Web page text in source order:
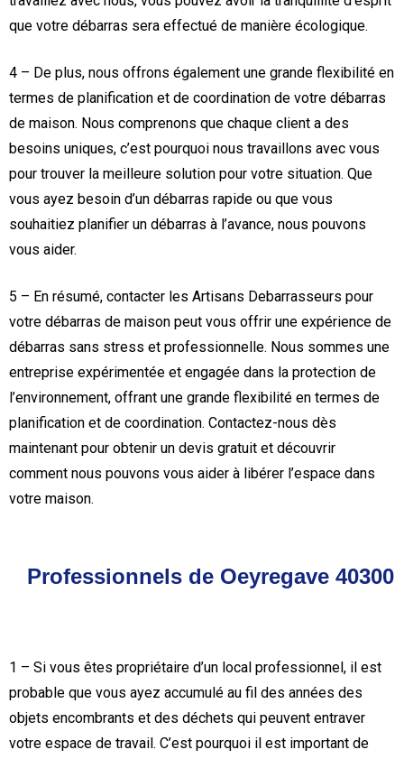
que votre débarras sera effectué de manière écologique.
4 – De plus, nous offrons également une grande flexibilité en
termes de planification et de coordination de votre débarras
de maison. Nous comprenons que chaque client a des
besoins uniques, c’est pourquoi nous travaillons avec vous
pour trouver la meilleure solution pour votre situation. Que
vous ayez besoin d’un débarras rapide ou que vous
souhaitiez planifier un débarras à l’avance, nous pouvons
vous aider.
5 – En résumé, contacter les Artisans Debarrasseurs pour
votre débarras de maison peut vous offrir une expérience de
débarras sans stress et professionnelle. Nous sommes une
entreprise expérimentée et engagée dans la protection de
l’environnement, offrant une grande flexibilité en termes de
planification et de coordination. Contactez-nous dès
maintenant pour obtenir un devis gratuit et découvrir
comment nous pouvons vous aider à libérer l’espace dans
votre maison.
Professionnels de Oeyregave 40300
1 – Si vous êtes propriétaire d’un local professionnel, il est
probable que vous ayez accumulé au fil des années des
objets encombrants et des déchets qui peuvent entraver
votre espace de travail. C’est pourquoi il est important de